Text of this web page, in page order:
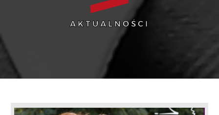
AKTUALNOŚCI